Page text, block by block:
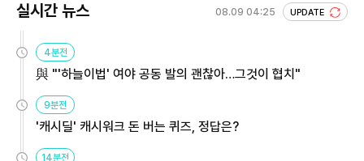
실시간 뉴스 08.09 04:25 UPDATE
4분전
與 "'하늘이법' 여야 공동 발의 괜찮아…그것이 협치"
9분전
'캐시딜' 캐시워크 돈 버는 퀴즈, 정답은?
14분전